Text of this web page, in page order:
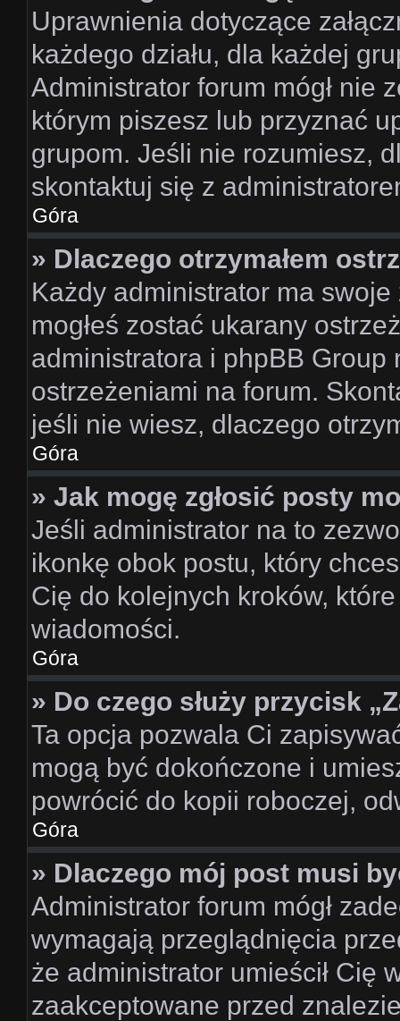
Uprawnienia dotyczące
każdego działu, dla każdej
Administrator forum mógł nie
którym piszesz lub przyznać
grupom. Jeśli nie rozumiesz,
skontaktuj się z
Góra
» Dlaczego otrzymałem
Każdy administrator ma swoje
mogłeś zostać ukarany
administratora i phpBB Group
ostrzeżeniami na forum.
jeśli nie wiesz, dlaczego
Góra
» Jak mogę zgłosić posty
Jeśli administrator na to
ikonkę obok postu, który
Cię do kolejnych kroków,
wiadomości.
Góra
» Do czego służy przycisk
Ta opcja pozwala Ci
mogą być dokończone i
powrócić do kopii roboczej,
Góra
» Dlaczego mój post musi
Administrator forum mógł
wymagają przeglądnięcia
że administrator umieścił Cię
zaakceptowane przed